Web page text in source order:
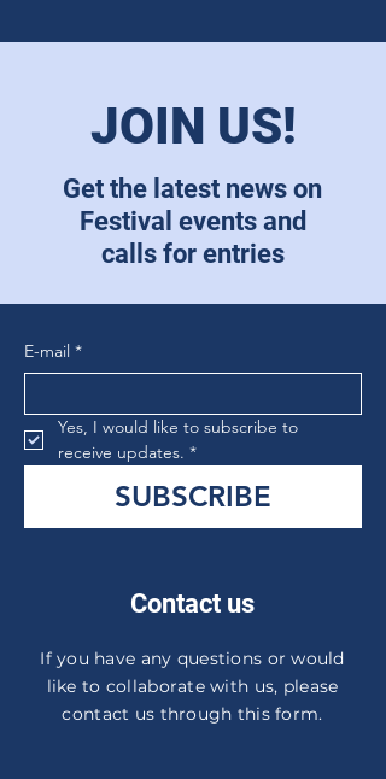
JOIN US!
Get the latest news on
Festival events and
calls for entries
E-mail *
Yes, I would like to subscribe to
receive updates. *
SUBSCRIBE
Contact us
If you have any questions or would
like to collaborate with us, please
contact us through this form.